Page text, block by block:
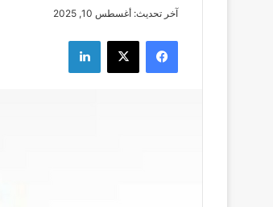
آخر تحديث: أغسطس 10, 2025
فيسبوك ‫X لينكدإن